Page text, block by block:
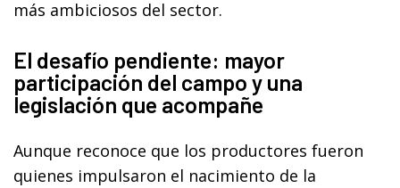
más ambiciosos del sector.
El desafío pendiente: mayor
participación del campo y una
legislación que acompañe
Aunque reconoce que los productores fueron
quienes impulsaron el nacimiento de la